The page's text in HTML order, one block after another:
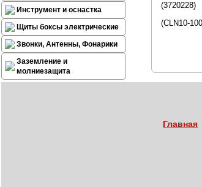
Инструмент и оснастка
Щиты боксы электрические
Звонки, Антенны, Фонарики
Заземление и
молниезащита
(3720228)
(CLN10-
Главная